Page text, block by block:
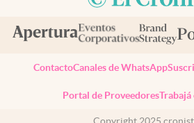
ContactoCanales de WhatsApp
Portal de ProveedoresTrabajá